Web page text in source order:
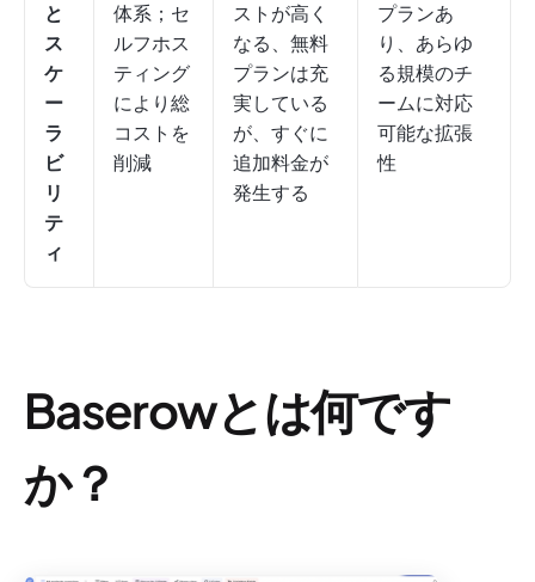
と
ス
ケ
ー
ラ
ビ
リ
テ
ィ
体系；セ
ルフホス
ティング
により総
コストを
削減
ストが高く
なる、無料
プランは充
実している
が、すぐに
追加料金が
発生する
プランあ
り、あらゆ
る規模のチ
ームに対応
可能な拡張
性
Baserowとは何です
か？